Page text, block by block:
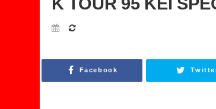
Facebook